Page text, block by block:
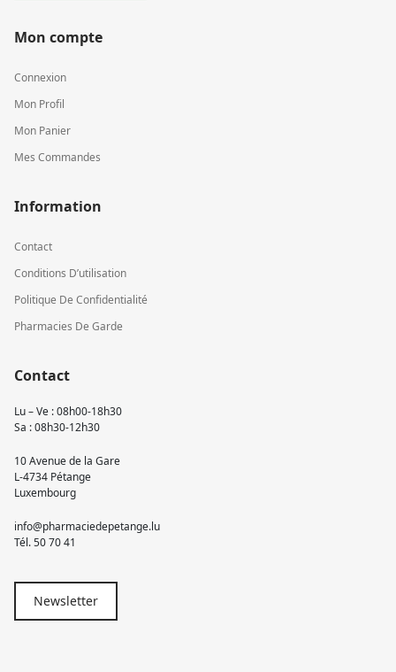
Mon compte
Connexion
Mon Profil
Mon Panier
Mes Commandes
Information
Contact
Conditions D’utilisation
Politique De Confidentialité
Pharmacies De Garde
Contact
Lu – Ve : 08h00-18h30
Sa : 08h30-12h30
10 Avenue de la Gare
L-4734 Pétange
Luxembourg
info@pharmaciedepetange.lu
Tél.50 70 41
Newsletter